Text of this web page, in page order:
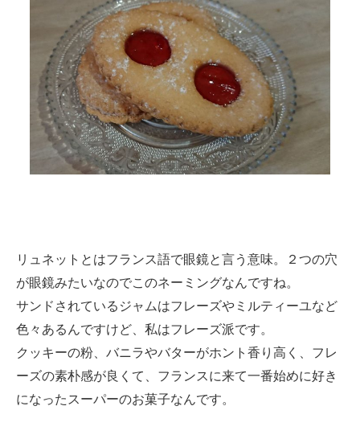
リュネットとはフランス語で眼鏡と言う意味。２つの穴
が眼鏡みたいなのでこのネーミングなんですね。
サンドされているジャムはフレーズやミルティーユなど
色々あるんですけど、私はフレーズ派です。
クッキーの粉、バニラやバターがホント香り高く、フレ
ーズの素朴感が良くて、フランスに来て一番始めに好き
になったスーパーのお菓子なんです。